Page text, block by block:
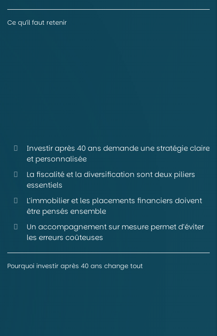
Ce qu’il faut retenir
Investir après 40 ans demande une stratégie claire
et personnalisée
La fiscalité et la diversification sont deux piliers
essentiels
L’immobilier et les placements financiers doivent
être pensés ensemble
Un accompagnement sur mesure permet d’éviter
les erreurs coûteuses
Pourquoi investir après 40 ans change tout